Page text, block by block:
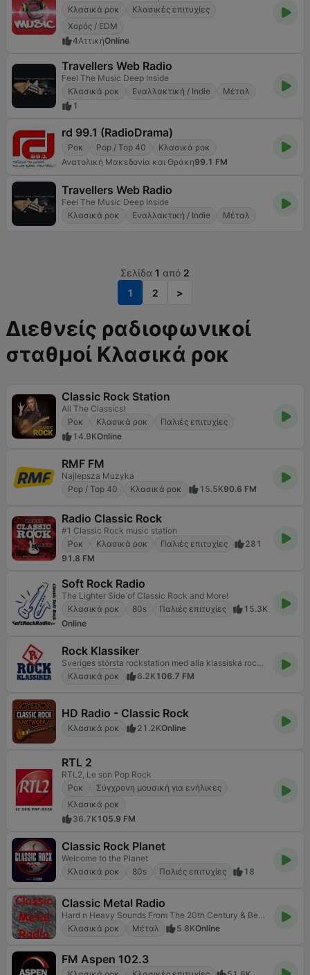
Κλασικά ροκ
Κλασικές επιτυχίες
Χορός / EDM
4ΑττικήOnline
Travellers Web Radio
Feel The Music Deep Inside
Κλασικά ροκ
Εναλλακτική / Indie
Μέταλ
1
rd 99.1 (RadioDrama)
Ροκ Pop / Top 40
Κλασικά ροκ
Ανατολική Μακεδονία και Θράκη99.1 FM
Travellers Web Radio
Feel The Music Deep Inside
Κλασικά ροκ
Εναλλακτική / Indie Μέταλ
Σελίδα 1 από 2
1
2 >
Διεθνείς ραδιοφωνικοί
σταθμοί Κλασικά ροκ
Classic Rock Station
All The Classics!
Ροκ
Κλασικά ροκ
Παλιές επιτυχίες
14.9KOnline
RMF FM
Najlepsza Muzyka
Pop / Top 40
Κλασικά ροκ 15.5K90.6 FM
Radio Classic Rock
#1 Classic Rock music station
Ροκ
Κλασικά ροκ Παλιές επιτυχίες
281
91.8 FM
Soft Rock Radio
The Lighter Side of Classic Rock and More!
Κλασικά ροκ
80s Παλιές επιτυχίες
15.3K
Online
Rock Klassiker
Sveriges största rockstation med alla klassiska rockhits från 70-talet till 2000-talets början!
Κλασικά ροκ
6.2K106.7 FM
HD Radio - Classic Rock
Κλασικά ροκ 21.2KOnline
RTL 2
RTL2, Le son Pop Rock
Ροκ
Σύγχρονη μουσική για ενήλικες
Κλασικά ροκ
36.7K105.9 FM
Classic Rock Planet
Welcome to the Planet
Κλασικά ροκ
80s Παλιές επιτυχίες 18
Classic Metal Radio
Hard n Heavy Sounds From The 20th Century & Beyond
Κλασικά ροκ
Μέταλ 5.8KOnline
FM Aspen 102.3